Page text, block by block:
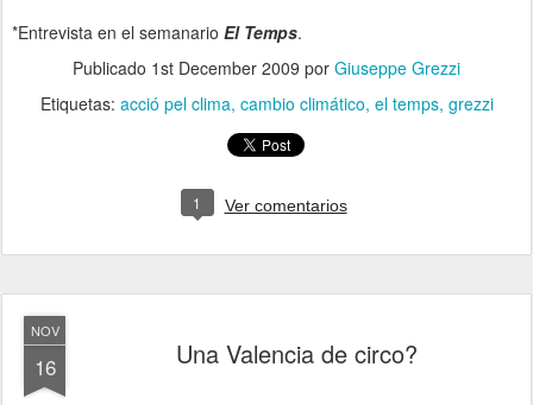
*Entrevista en el semanario El Temps.
Publicado 1st December 2009 por Giuseppe Grezzi
Etiquetas: acció pel clima cambio climático el temps grezzi
1 Ver comentarios
NOV
16 Una Valencia de circo?